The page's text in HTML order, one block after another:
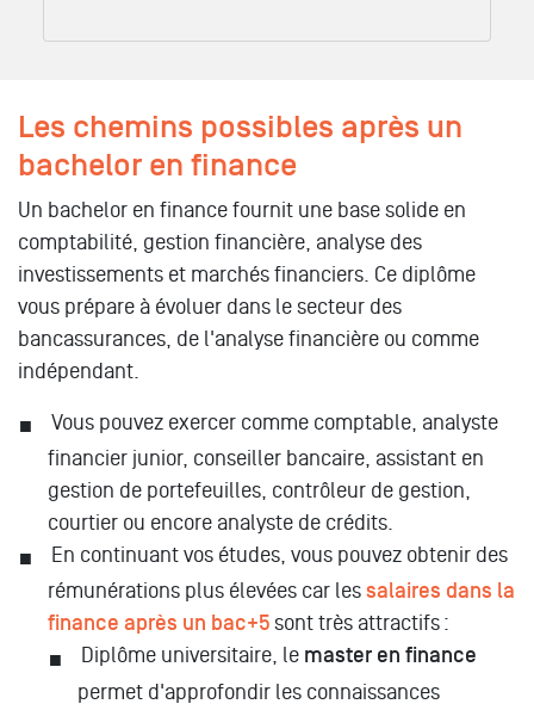
Les chemins possibles après un
bachelor en finance
Un bachelor en finance fournit une base solide en
comptabilité, gestion financière, analyse des
investissements et marchés financiers. Ce diplôme
vous prépare à évoluer dans le secteur des
bancassurances, de l'analyse financière ou comme
indépendant.
Vous pouvez exercer comme comptable, analyste
financier junior, conseiller bancaire, assistant en
gestion de portefeuilles, contrôleur de gestion,
courtier ou encore analyste de crédits.
En continuant vos études, vous pouvez obtenir des
rémunérations plus élevées car les salaires dans la
finance après un bac+5 sont très attractifs :
Diplôme universitaire, le master en finance
permet d'approfondir les connaissances